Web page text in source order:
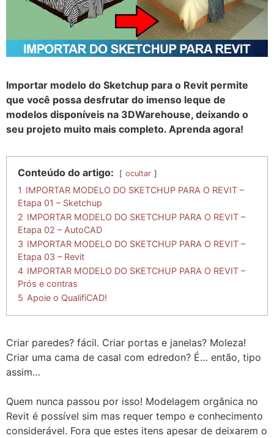
Importar modelo do Sketchup para o Revit permite
que você possa desfrutar do imenso leque de
modelos disponíveis na 3DWarehouse, deixando o
seu projeto muito mais completo. Aprenda agora!
Conteúdo do artigo: ocultar
1 IMPORTAR MODELO DO SKETCHUP PARA O REVIT –
Etapa 01 – Sketchup
2 IMPORTAR MODELO DO SKETCHUP PARA O REVIT –
Etapa 02 – AutoCAD
3 IMPORTAR MODELO DO SKETCHUP PARA O REVIT –
Etapa 03 – Revit
4 IMPORTAR MODELO DO SKETCHUP PARA O REVIT –
Prós e contras
5 Apoie o QualifiCAD!
Criar paredes? fácil. Criar portas e janelas? Moleza!
Criar uma cama de casal com edredon? É… então, tipo
assim…
Quem nunca passou por isso! Modelagem orgânica no
Revit é possível sim mas requer tempo e conhecimento
considerável. Fora que estes itens apesar de deixarem o